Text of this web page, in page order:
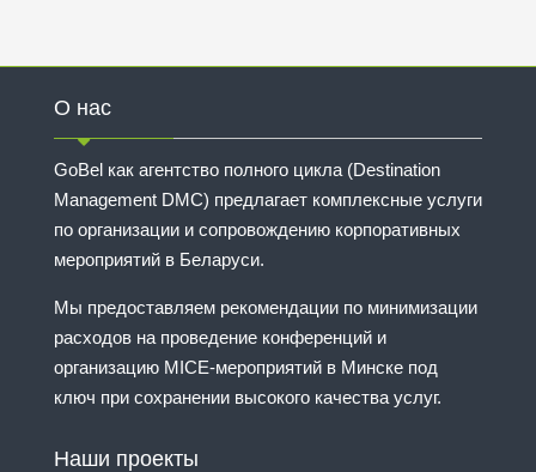
О нас
GoBel как агентство полного цикла (Destination
Management DMC) предлагает комплексные услуги
по организации и сопровождению корпоративных
мероприятий в Беларуси.
Мы предоставляем рекомендации по минимизации
расходов на проведение конференций и
организацию MICE-мероприятий в Минске под
ключ при сохранении высокого качества услуг.
Наши проекты